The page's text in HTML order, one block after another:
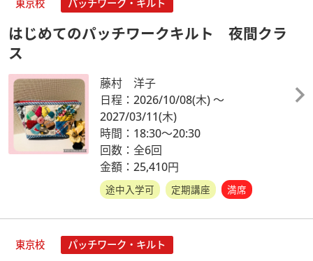
東京校 パッチワーク・キルト
はじめてのパッチワークキルト 夜間クラ
ス
藤村 洋子
日程：2026/10/08(木)～
2027/03/11(木)
時間：18:30～20:30
回数：全6回
金額：25,410円
途中入学可 定期講座 満席
東京校 パッチワーク・キルト